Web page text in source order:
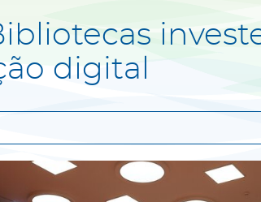
digital